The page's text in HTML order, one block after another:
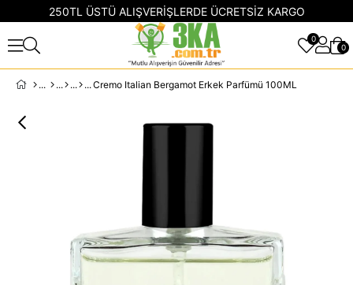
250TL ÜSTÜ ALIŞVERİŞLERDE ÜCRETSİZ KARGO
0
0
Cremo Italian Bergamot Erkek Parfümü 100ML